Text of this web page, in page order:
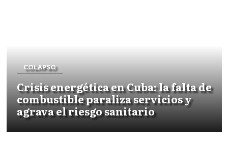
COLAPSO
Crisis energética en Cuba: la falta de
combustible paraliza servicios y
agrava el riesgo sanitario